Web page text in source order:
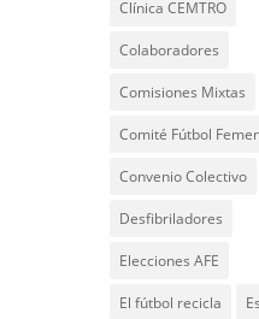
Clínica CEMTRO
Colaboradores
Comisiones Mixtas
Comité Fútbol
Convenio Colectivo
Desfibriladores
Elecciones AFE
El fútbol recicla